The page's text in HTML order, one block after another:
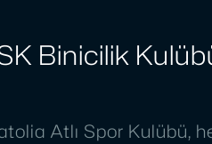
Binicilik
Atlı Spor Kulübü,